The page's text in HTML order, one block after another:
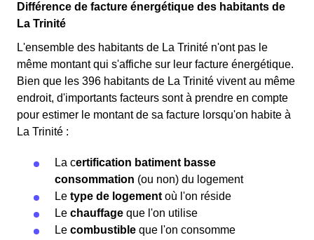
Différence de facture énergétique des habitants de
La Trinité
L'ensemble des habitants de La Trinité n'ont pas le
même montant qui s'affiche sur leur facture énergétique.
Bien que les 396 habitants de La Trinité vivent au même
endroit, d'importants facteurs sont à prendre en compte
pour estimer le montant de sa facture lorsqu'on habite à
La Trinité :
La certification batiment basse
consommation (ou non) du logement
Le type de logement où l'on réside
Le chauffage que l'on utilise
Le combustible que l'on consomme